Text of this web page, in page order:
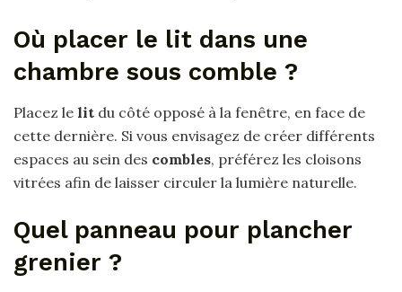
Où placer le lit dans une
chambre sous comble ?
Placez le lit du côté opposé à la fenêtre, en face de
cette dernière. Si vous envisagez de créer différents
espaces au sein des combles, préférez les cloisons
vitrées afin de laisser circuler la lumière naturelle.
Quel panneau pour plancher
grenier ?